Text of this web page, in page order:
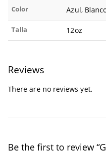
Color Azul,
Talla 12oz
Reviews
There are no reviews yet.
Be the first to review